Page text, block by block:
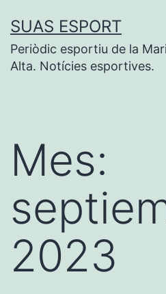
contenido
SUAS ESPORT
Periòdic esportiu de la
Alta. Notícies esportives.
Mes:
2023